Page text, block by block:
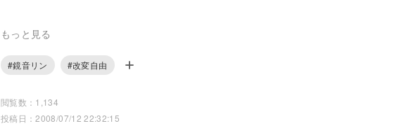
前のバージョンに全身絵の透過PNG置いてます。
もっと見る
#鏡音リン #改変自由
閲覧数：1,134
投稿日：2008/07/12 22:32:15